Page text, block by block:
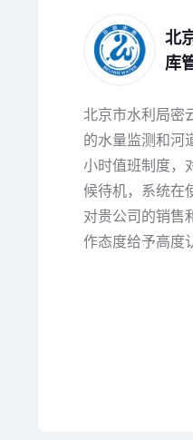
北京
库管理
北京市水利局密云
的水量监测和河道
小时值班制度，对
候待机，系统在使
对贵公司的销售和
作态度给予高度认